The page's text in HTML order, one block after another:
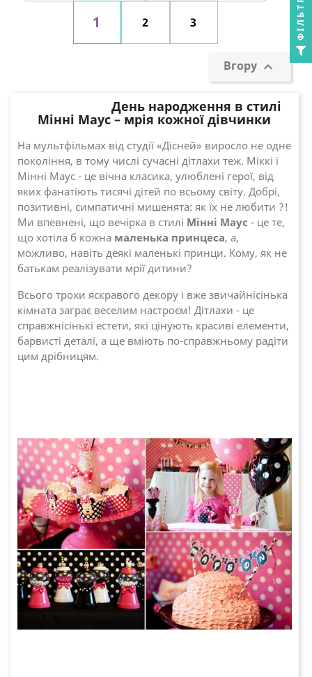
1 2 3
Вгору 
День народження в стилі
Мінні Маус – мрія кожної дівчинки
На мультфільмах від студії «Дісней» виросло не одне
покоління, в тому числі сучасні дітлахи теж. Міккі і
Мінні Маус - це вічна класика, улюблені герої, від
яких фанатіють тисячі дітей по всьому світу. Добрі,
позитивні, симпатичні мишенята: як їх не любити ?!
Ми впевнені, що вечірка в стилі Мінні Маус - це те,
що хотіла б кожна маленька принцеса, а,
можливо, навіть деякі маленькі принци. Кому, як не
батькам реалізувати мрії дитини?
Всього трохи яскравого декору і вже звичайнісінька
кімната заграє веселим настроєм! Дітлахи - це
справжнісінькі естети, які цінують красиві елементи,
барвисті деталі, а ще вміють по-справжньому радіти
цим дрібницям.
ФІЛЬТР